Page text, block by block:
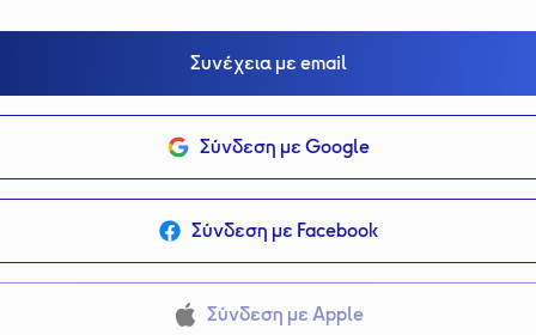
Συνέχεια με email
Σύνδεση με Google
Σύνδεση με Facebook
Σύνδεση με Apple